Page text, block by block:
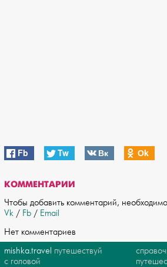
Fb Tw Вк Оk
КОММЕНТАРИИ
Чтобы добавить комментарий, необходимо
Vk / Fb / Email
Нет комментариев
mishka.travel путешествуй
с головой